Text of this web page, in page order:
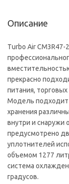
Описание
Turbo Air
прекрасно
питания,
Модель подходит
хранения
внутри и
предусмотрено
уплотнителей
объемом 1277
система
градусов.